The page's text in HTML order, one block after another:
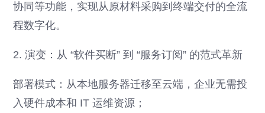
协同等功能，实现从原材料采购到终端交付的全流
程数字化。
2. 演变：从 “软件买断” 到 “服务订阅” 的范式革新
部署模式：从本地服务器迁移至云端，企业无需投
入硬件成本和 IT 运维资源；